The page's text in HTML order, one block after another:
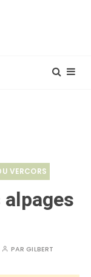
VERCORS
PARGILBERT